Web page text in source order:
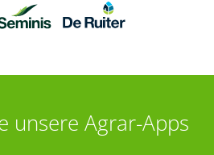
unsere Agrar-Apps